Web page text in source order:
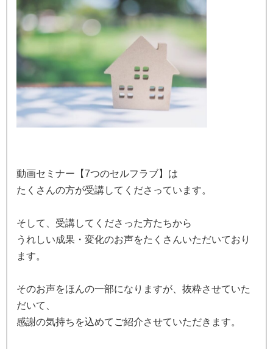
動画セミナー【7つのセルフラブ】は
たくさんの方が受講してくださっています。
そして、受講してくださった方たちから
うれしい成果・変化のお声をたくさんいただいており
ます。
そのお声をほんの一部になりますが、抜粋させていた
だいて、
感謝の気持ちを込めてご紹介させていただきます。